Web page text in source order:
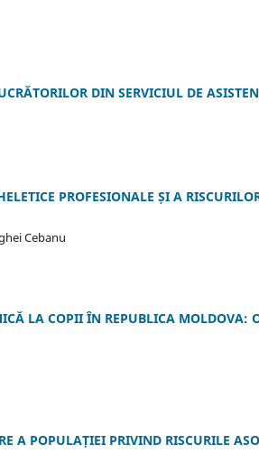
DIN SERVICIUL DE
PROFESIONALE ȘI A
Cebanu
LA COPII ÎN REPUBLICA MOLDOVA:
A POPULAȚIEI PRIVIND RISCURILE